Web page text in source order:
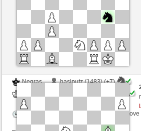
Negras
hasiputz (1483) (+7)
Tiempo: 4 minutes/side + 10 seconds/move